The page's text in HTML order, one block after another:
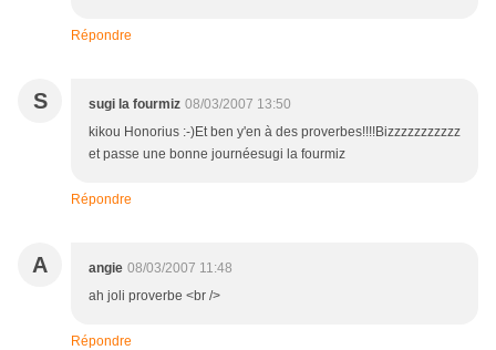
Répondre
S sugi la fourmiz 08/03/2007 13:50
kikou Honorius :-)Et ben y'en à des proverbes!!!!Bizzzzzzzzzzz
et passe une bonne journéesugi la fourmiz
Répondre
A angie 08/03/2007 11:48
ah joli proverbe <br />
Répondre